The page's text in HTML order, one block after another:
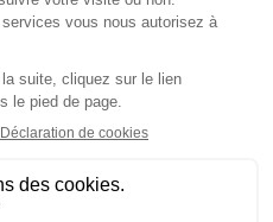
à vos rêves de
budget, période
votre itinéraire
voyage à votre image,
et à votre rythme.